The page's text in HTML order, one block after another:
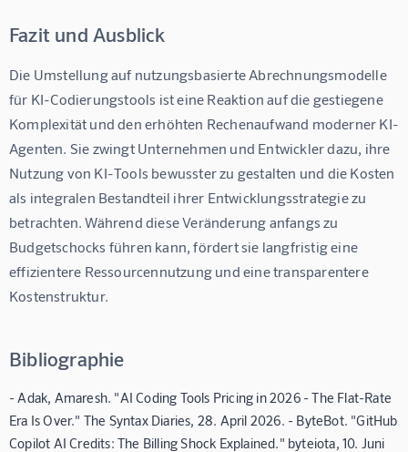
Fazit und Ausblick
Die Umstellung auf nutzungsbasierte Abrechnungsmodelle
für KI-Codierungstools ist eine Reaktion auf die gestiegene
Komplexität und den erhöhten Rechenaufwand moderner KI-
Agenten. Sie zwingt Unternehmen und Entwickler dazu, ihre
Nutzung von KI-Tools bewusster zu gestalten und die Kosten
als integralen Bestandteil ihrer Entwicklungsstrategie zu
betrachten. Während diese Veränderung anfangs zu
Budgetschocks führen kann, fördert sie langfristig eine
effizientere Ressourcennutzung und eine transparentere
Kostenstruktur.
Bibliographie
- Adak, Amaresh. "AI Coding Tools Pricing in 2026 - The Flat-Rate
Era Is Over." The Syntax Diaries, 28. April 2026. - ByteBot. "GitHub
Copilot AI Credits: The Billing Shock Explained." byteiota, 10. Juni